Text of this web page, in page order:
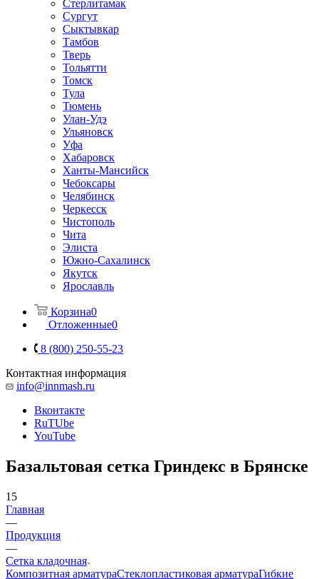
Стерлитамак
Сургут
Сыктывкар
Тамбов
Тверь
Тольятти
Томск
Тула
Тюмень
Улан-Удэ
Ульяновск
Уфа
Хабаровск
Ханты-Мансийск
Чебоксары
Челябинск
Черкесск
Чистополь
Чита
Элиста
Южно-Сахалинск
Якутск
Ярославль
Корзина0
Отложенные0
8 (800) 250-55-23
Контактная информация
info@innmash.ru
Вконтакте
RuTUbe
YouTube
Базальтовая сетка Гриндекс в Брянске
15
Главная
—
Продукция
—
Сетка кладочная
Композитная арматураCтеклопластиковая арматураГибкие